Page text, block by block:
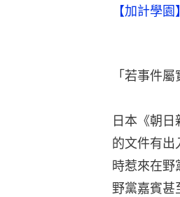
【加計學
「若事件
日本《朝
的文件有出
時惹來在野
野黨嘉賓甚